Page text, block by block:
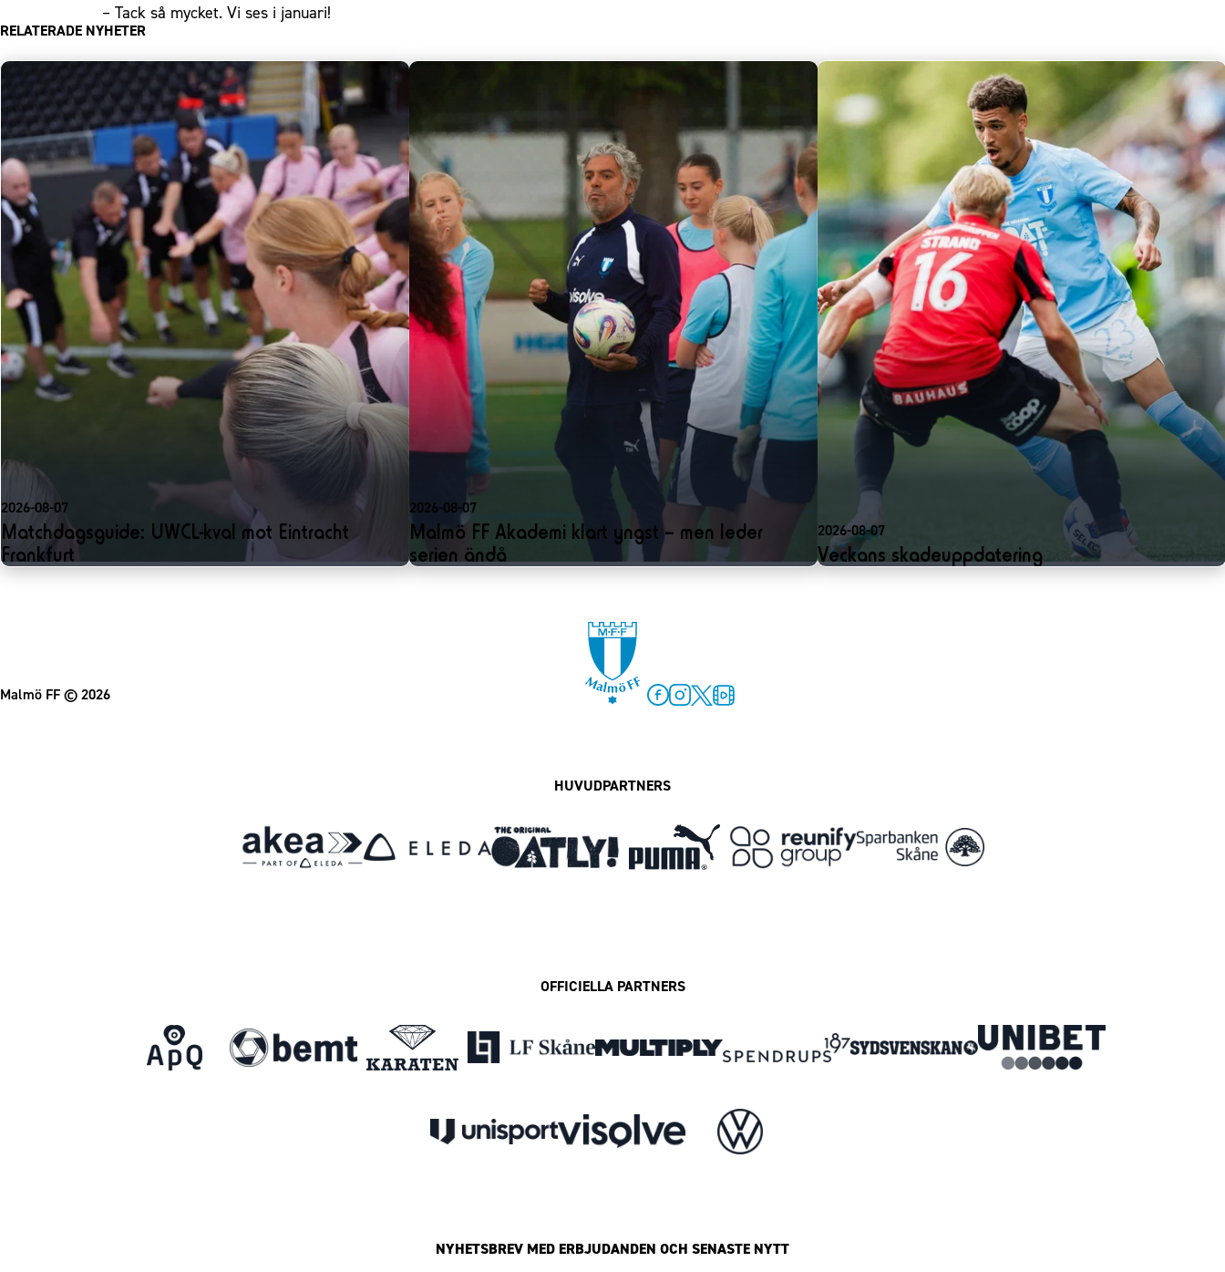
– Tack så mycket. Vi ses i januari!
RELATERADE NYHETER
2026-08-07
Matchdagsguide: UWCL-kval mot Eintracht
Frankfurt
2026-08-07
Malmö FF Akademi klart yngst – men leder
serien ändå
2026-08-07
Veckans skadeuppdatering
Malmö FF© 2026
HUVUDPARTNERS
OFFICIELLA PARTNERS
NYHETSBREV MED ERBJUDANDEN OCH SENASTE NYTT